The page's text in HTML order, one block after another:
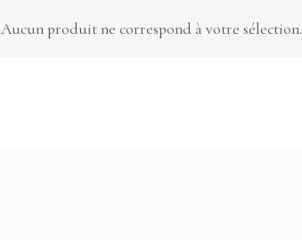
Aucun produit ne correspond à votre sélection.